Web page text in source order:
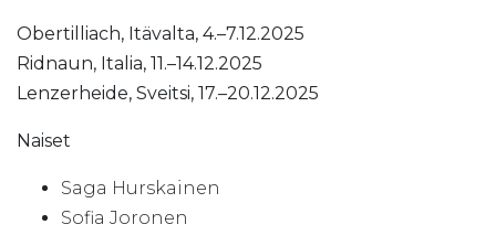
Obertilliach, Itävalta, 4.–7.12.2025
Ridnaun, Italia, 11.–14.12.2025
Lenzerheide, Sveitsi, 17.–20.12.2025
Naiset
Saga Hurskainen
Sofia Joronen